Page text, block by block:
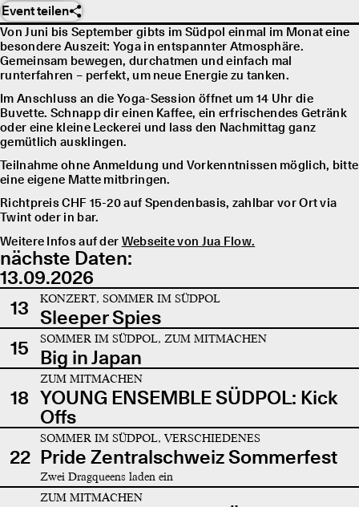
Event teilen
Von Juni bis September gibts im Südpol einmal im Monat eine
besondere Auszeit: Yoga in entspannter Atmosphäre.
Gemeinsam bewegen, durchatmen und einfach mal
runterfahren – perfekt, um neue Energie zu tanken.
Im Anschluss an die Yoga-Session öffnet um 14 Uhr die
Buvette. Schnapp dir einen Kaffee, ein erfrischendes Getränk
oder eine kleine Leckerei und lass den Nachmittag ganz
gemütlich ausklingen.
Teilnahme ohne Anmeldung und Vorkenntnissen möglich, bitte
eine eigene Matte mitbringen.
Richtpreis CHF 15-20 auf Spendenbasis, zahlbar vor Ort via
Twint oder in bar.
Weitere Infos auf der Webseite von Jua Flow.
nächste Daten:
13.09.2026
13
KONZERT, SOMMER IM SÜDPOL
Sleeper Spies
15
SOMMER IM SÜDPOL, ZUM MITMACHEN
Big in Japan
18
ZUM MITMACHEN
YOUNG ENSEMBLE SÜDPOL: Kick
Offs
22
SOMMER IM SÜDPOL, VERSCHIEDENES
Pride Zentralschweiz Sommerfest
Zwei Dragqueens laden ein
ZUM MITMACHEN